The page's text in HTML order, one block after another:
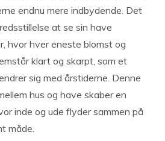
endnu mere indbydende. Det
at se sin have
hvor hver eneste blomst og
klart og skarpt, som et
sig med årstiderne. Denne
hus og have skaber en
inde og ude flyder sammen på
måde.